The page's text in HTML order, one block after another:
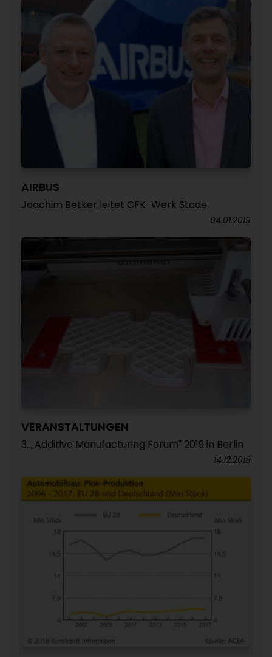
AIRBUS
Joachim Betker leitet CFK-Werk Stade
04.01.2019
VERANSTALTUNGEN
3. „Additive Manufacturing Forum" 2019 in Berlin
14.12.2018